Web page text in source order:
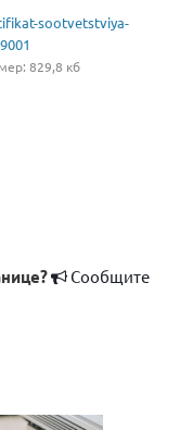
sootvetstviya-
829,8 кб
Сообщите